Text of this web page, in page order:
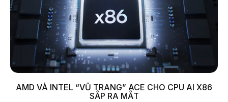
AMD VÀ INTEL “VŨ TRANG” ACE CHO CPU AI X86
SẮP RA MẮT